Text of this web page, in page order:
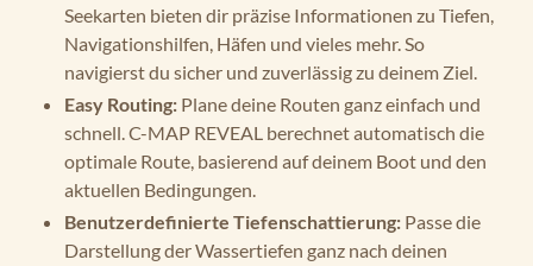
Seekarten bieten dir präzise Informationen zu Tiefen,
Navigationshilfen, Häfen und vieles mehr. So
navigierst du sicher und zuverlässig zu deinem Ziel.
Easy Routing: Plane deine Routen ganz einfach und
schnell. C-MAP REVEAL berechnet automatisch die
optimale Route, basierend auf deinem Boot und den
aktuellen Bedingungen.
Benutzerdefinierte Tiefenschattierung: Passe die
Darstellung der Wassertiefen ganz nach deinen